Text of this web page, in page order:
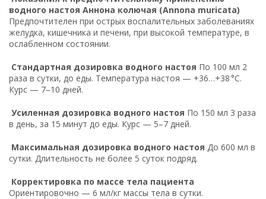
водного настоя Аннона колючая (Annona muricata)
Предпочтителен при острых воспалительных заболеваниях
желудка, кишечника и печени, при высокой температуре, в
ослабленном состоянии.
Стандартная дозировка водного настоя По 100 мл 2
раза в сутки, до еды. Температура настоя — +36…+38 °C.
Курс — 7–10 дней.
Усиленная дозировка водного настоя По 150 мл 3 раза
в день, за 15 минут до еды. Курс — 5–7 дней.
Максимальная дозировка водного настоя До 600 мл в
сутки. Длительность не более 5 суток подряд.
Корректировка по массе тела пациента
Ориентировочно — 6 мл/кг массы тела в сутки.